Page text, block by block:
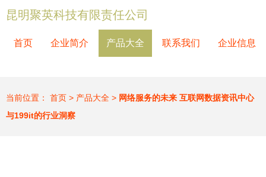
昆明聚英科技有限责任公司
首页 企业简介 产品大全 联系我们 企业信息
当前位置： 首页 > 产品大全 > 网络服务的未来 互联网数据资讯中心
与199it的行业洞察